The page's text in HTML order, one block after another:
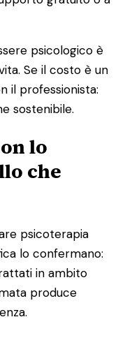
psicologico è
Se il costo è un
il professionista:
sostenibile.
lo
che
psicoterapia
lo confermano:
in ambito
produce